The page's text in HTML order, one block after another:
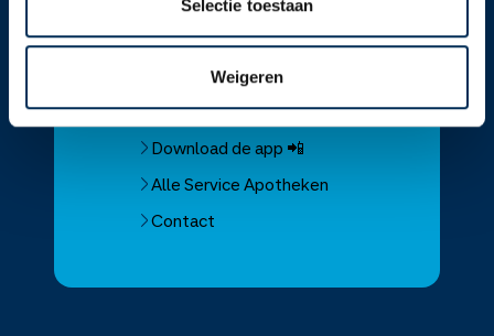
Selectie toestaan
Weigeren
ServiceApotheek
Service Apotheek home
Vind je apotheek
Download de app 📲
Alle Service Apotheken
Contact